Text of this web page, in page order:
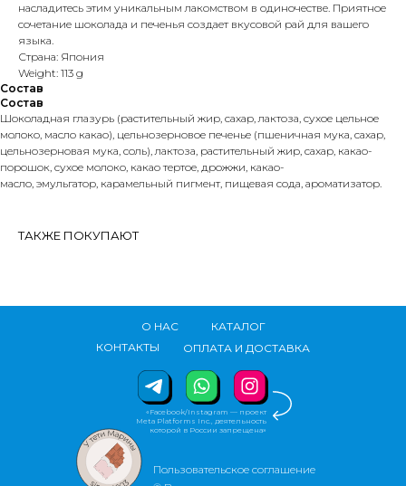
насладитесь этим уникальным лакомством в одиночестве. Приятное
сочетание шоколада и печенья создает вкусовой рай для вашего
языка.
Страна: Япония
Weight: 113 g
Состав
Состав
Шоколадная глазурь (растительный жир, сахар, лактоза, сухое цельное
молоко, масло какао), цельнозерновое печенье (пшеничная мука, сахар,
цельнозерновая мука, соль), лактоза, растительный жир, сахар, какао-
порошок, сухое молоко, какао тертое, дрожжи, какао-
масло, эмульгатор, карамельный пигмент, пищевая сода, ароматизатор.
ТАКЖЕ ПОКУПАЮТ
О НАС
КАТАЛОГ
ОПЛАТА И ДОСТАВКА
КОНТАКТЫ
Пользовательское соглашение
«Facebook/Instagram — проект
Meta Platforms Inc., деятельность
которой в России запрещена»